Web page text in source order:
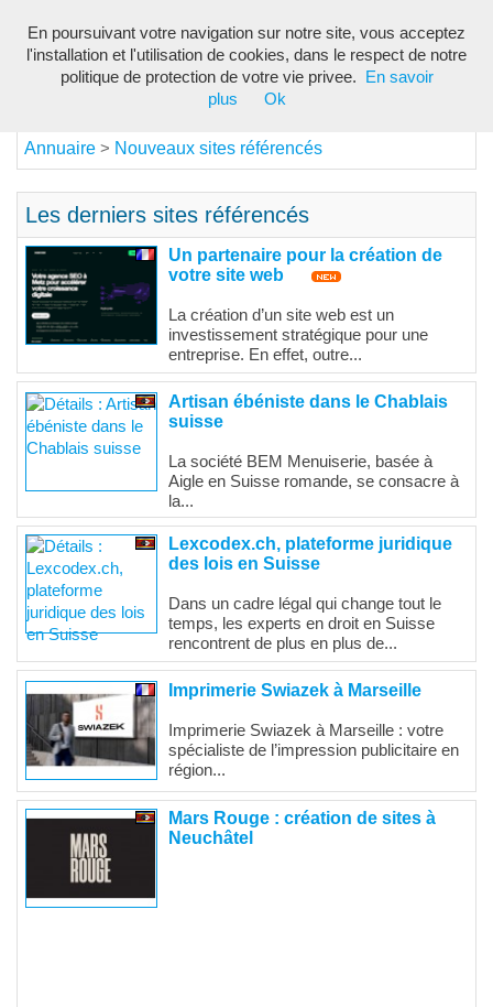
Annuaire > Nouveaux sites référencés
Les derniers sites référencés
Un partenaire pour la création de
votre site web
La création d’un site web est un
investissement stratégique pour une
entreprise. En effet, outre...
Artisan ébéniste dans le Chablais
suisse
La société BEM Menuiserie, basée à
Aigle en Suisse romande, se consacre à
la...
Lexcodex.ch, plateforme juridique
des lois en Suisse
Dans un cadre légal qui change tout le
temps, les experts en droit en Suisse
rencontrent de plus en plus de...
Imprimerie Swiazek à Marseille
Imprimerie Swiazek à Marseille : votre
spécialiste de l’impression publicitaire en
région...
Mars Rouge : création de sites à
Neuchâtel
En poursuivant votre navigation sur notre site, vous acceptez
l'installation et l'utilisation de cookies, dans le respect de notre
politique de protection de votre vie privee.
En savoir
plus
Ok